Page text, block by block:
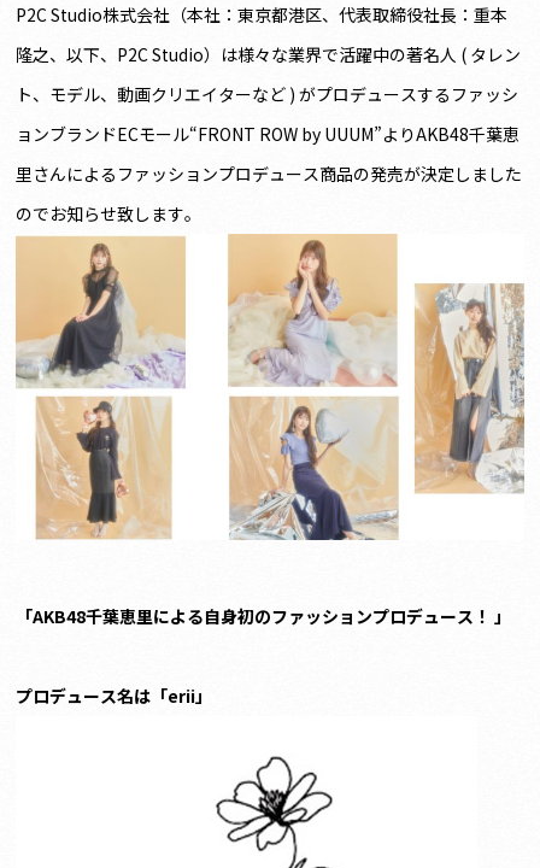
P2C Studio株式会社（本社：東京都港区、代表取締役社長：重本
隆之、以下、P2C Studio）は様々な業界で活躍中の著名人 ( タレン
ト、モデル、動画クリエイターなど ) がプロデュースするファッシ
ョンブランドECモール“FRONT ROW by UUUM”よりAKB48千葉恵
里さんによるファッションプロデュース商品の発売が決定しました
のでお知らせ致します。
「AKB48千葉恵里による自身初のファッションプロデュース！ 」
プロデュース名は「erii」